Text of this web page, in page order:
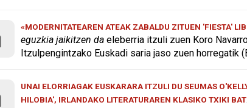
«MODERNITATEAREN ATEAK ZABALDU ZITUEN 'FIESTA'
eguzkia jaikitzen da eleberria itzuli zuen Koro
Itzulpengintzako Euskadi saria jaso zuen horregatik
UNAI ELORRIAGAK EUSKARARA ITZULI DU SEUMAS
HILOBIA', IRLANDAKO LITERATURAREN KLASIKO TXIKI BAT